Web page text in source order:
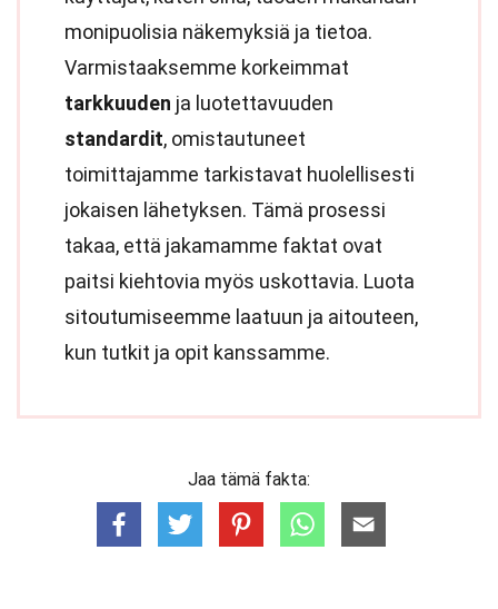
monipuolisia näkemyksiä ja tietoa.
Varmistaaksemme korkeimmat
tarkkuuden ja luotettavuuden
standardit, omistautuneet
toimittajamme tarkistavat huolellisesti
jokaisen lähetyksen. Tämä prosessi
takaa, että jakamamme faktat ovat
paitsi kiehtovia myös uskottavia. Luota
sitoutumiseemme laatuun ja aitouteen,
kun tutkit ja opit kanssamme.
Jaa tämä fakta: